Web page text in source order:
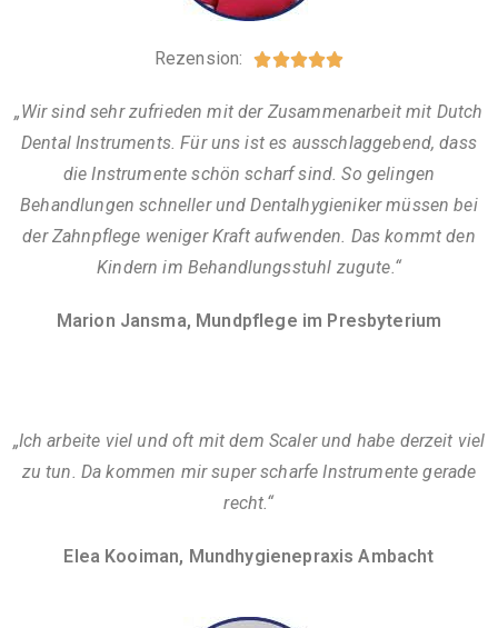
Rezension: 
„Wir sind sehr zufrieden mit der Zusammenarbeit mit Dutch
Dental Instruments. Für uns ist es ausschlaggebend, dass
die Instrumente schön scharf sind. So gelingen
Behandlungen schneller und Dentalhygieniker müssen bei
der Zahnpflege weniger Kraft aufwenden. Das kommt den
Kindern im Behandlungsstuhl zugute.“
Marion Jansma, Mundpflege im Presbyterium
„Ich arbeite viel und oft mit dem Scaler und habe derzeit viel
zu tun. Da kommen mir super scharfe Instrumente gerade
recht.“
Elea Kooiman, Mundhygienepraxis Ambacht